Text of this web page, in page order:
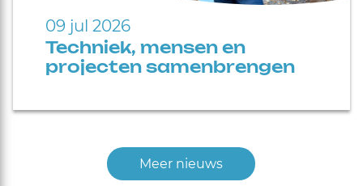
09 jul 2026
Techniek, mensen en
projecten samenbrengen
Meer nieuws